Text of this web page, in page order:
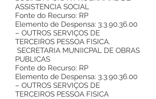
ASSISTENCIA SOCIAL
Fonte do Recurso: RP
Elemento de Despensa: 3.3.90.36.00
– OUTROS SERVIÇOS DE
TERCEIROS PESSOA FISICA.
SECRETARIA MUNIICPAL DE OBRAS
PUBLICAS
Fonte do Recurso: RP
Elemento de Despensa: 3.3.90.36.00
– OUTROS SERVIÇOS DE
TERCEIROS PESSOA FISICA